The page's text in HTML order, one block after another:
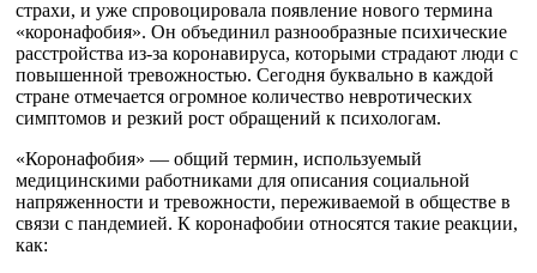
страхи, и уже спровоцировала появление нового термина
«коронафобия». Он объединил разнообразные психические
расстройства из-за коронавируса, которыми страдают люди с
повышенной тревожностью. Сегодня буквально в каждой
стране отмечается огромное количество невротических
симптомов и резкий рост обращений к психологам.
«Коронафобия» — общий термин, используемый
медицинскими работниками для описания социальной
напряженности и тревожности, переживаемой в обществе в
связи с пандемией. К коронафобии относятся такие реакции,
как: